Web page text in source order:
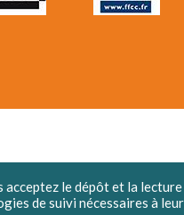
acceptez le dépôt et la lecture
de suivi nécessaires à leur